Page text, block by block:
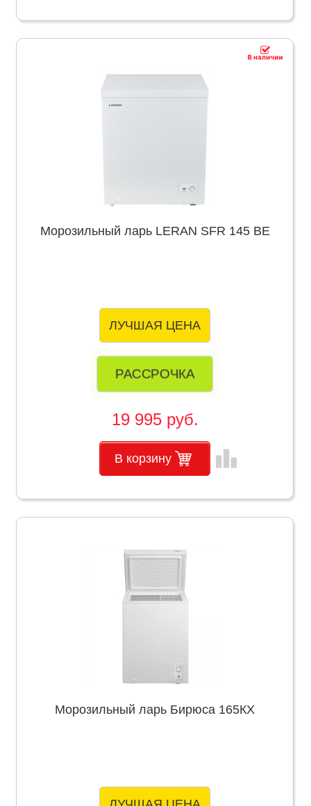
Морозильный ларь LERAN SFR 145 BE
ЛУЧШАЯ ЦЕНА
РАССРОЧКА
19 995 руб.
В корзину leaderboard
Морозильный ларь Бирюса 165КХ